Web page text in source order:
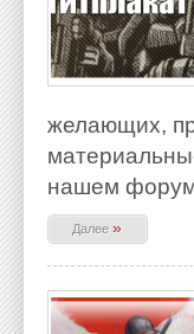
желающих,
нашем
Далее»